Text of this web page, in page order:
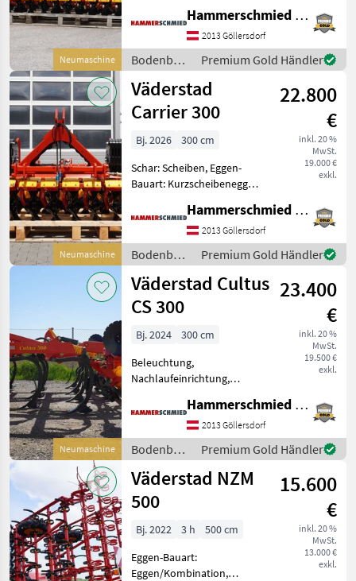
Neumaschine
Klappvorrichtung,
Nachlaufeinrichtung,
Steinsicherung Väderstad
Kurzscheibenegge Carrier
CRXT 525 Stahlring
Hammerschmied GmbH
2013 Göllersdorf
Bodenbearbeitung
/
Väderstad
Premium Gold Händler
Neumaschine
Väderstad
Carrier 300
22.800
€
inkl. 20 %
MwSt.
19.000 €
exkl.
Bj. 2026
300 cm
Schar: Scheiben, Eggen-
Bauart: Kurzscheibenegge,
Nachlaufeinrichtung,
Steinsicherung Väderstad
Kurzscheibenegge Carrier
CR300, 470mm TrueCut
Scheiben oder C
Hammerschmied GmbH
2013 Göllersdorf
Bodenbearbeitung
/
Väderstad
Premium Gold Händler
Neumaschine
Väderstad Cultus
CS 300
23.400
€
inkl. 20 %
MwSt.
19.500 €
exkl.
Bj. 2024
300 cm
Beleuchtung,
Nachlaufeinrichtung,
Steinsicherung Väderstad
Grubber Cultus CS 300 mit
Einebnungsscheiben,
Stahlringwalze, 50/80
Marathonspitzen und
Flügels
Hammerschmied GmbH
2013 Göllersdorf
Bodenbearbeitung
/
Väderstad
Premium Gold Händler
Väderstad NZM
500
15.600
€
inkl. 20 %
MwSt.
13.000 €
exkl.
Bj. 2022 3 h
500 cm
Eggen-Bauart:
Eggen/Kombination,